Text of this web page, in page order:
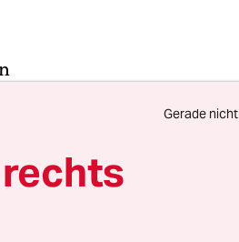
Willi
dazu
und
sich in
oder
Gerade nicht